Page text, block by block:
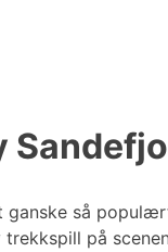
ganske så
på